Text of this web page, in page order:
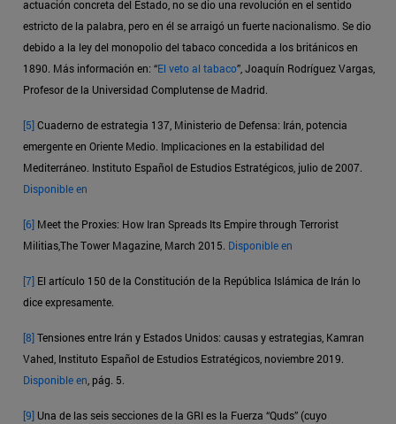
actuación concreta del Estado, no se dio una revolución en el sentido
estricto de la palabra, pero en él se arraigó un fuerte nacionalismo. Se dio
debido a la ley del monopolio del tabaco concedida a los británicos en
1890. Más información en: “El veto al tabaco”, Joaquín Rodríguez Vargas,
Profesor de la Universidad Complutense de Madrid.
[5]Cuaderno de estrategia 137, Ministerio de Defensa: Irán, potencia
emergente en Oriente Medio. Implicaciones en la estabilidad del
Mediterráneo. Instituto Español de Estudios Estratégicos, julio de 2007.
Disponible en
[6] Meet the Proxies: How Iran Spreads Its Empire through Terrorist
Militias,The Tower Magazine, March 2015. Disponible en
[7] El artículo 150 de la Constitución de la República Islámica de Irán lo
dice expresamente.
[8]Tensiones entre Irán y Estados Unidos: causas y estrategias, Kamran
Vahed, Instituto Español de Estudios Estratégicos, noviembre 2019.
Disponible en , pág. 5.
[9] Una de las seis secciones de la GRI es la Fuerza “Quds” (cuyo